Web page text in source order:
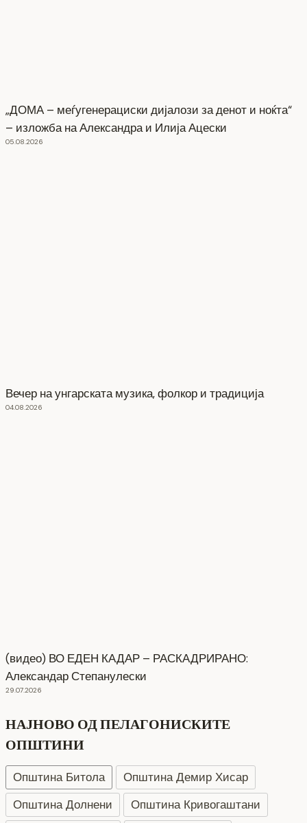
„ДОМА – меѓугенерациски дијалози за денот и ноќта“
– изложба на Александра и Илија Ацески
05.08.2026
Вечер на унгарската музика, фолкор и традиција
04.08.2026
(видео) ВО ЕДЕН КАДАР – РАСКАДРИРАНО:
Александар Степанулески
29.07.2026
НАЈНОВО ОД ПЕЛАГОНИСКИТЕ
ОПШТИНИ
Општина Битола
Општина Демир Хисар
Општина Долнени
Општина Кривогаштани